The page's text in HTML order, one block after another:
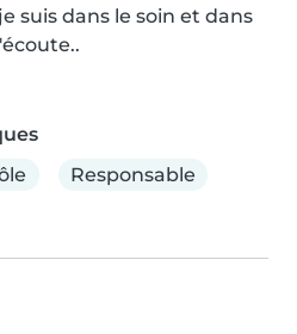
suis dans le soin et dans
Responsable